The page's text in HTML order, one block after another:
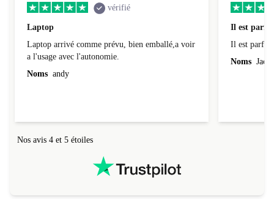
vérifié
Laptop
Laptop arrivé comme prévu, bien emballé,a voir
a l'usage avec l'autonomie.
Noms andy
Il est
Il est parfait
Noms
Nos avis 4 et 5 étoiles